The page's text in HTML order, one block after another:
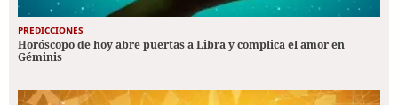
PREDICCIONES
Horóscopo de hoy abre puertas a Libra y complica el amor en
Géminis